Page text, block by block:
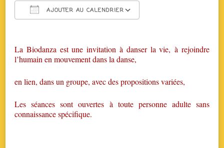
AJOUTER AU CALENDRIER
La Biodanza est une invitation à danser la vie, à rejoindre
l’humain en mouvement dans la danse,
en lien, dans un groupe, avec des propositions variées,
Les séances sont ouvertes à toute personne adulte sans
connaissance spécifique.